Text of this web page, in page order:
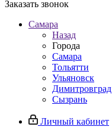
Заказать звонок
Самара
Назад
Города
Самара
Тольятти
Ульяновск
Димитровград
Сызрань
Личный кабинет